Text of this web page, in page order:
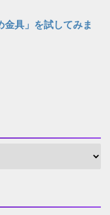
金具」を試してみま